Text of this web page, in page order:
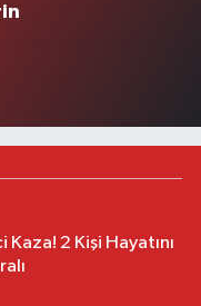
2 Kişi Hayatını